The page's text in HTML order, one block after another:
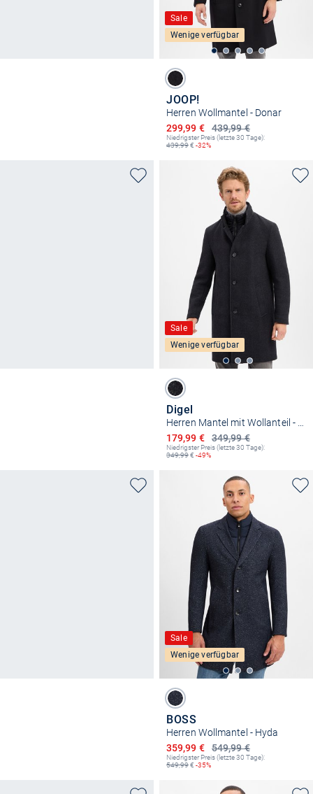
Sale
Wenige verfügbar
JOOP!
Herren Wollmantel - Donar
439,99 €
Ermäßigter Preis
299,99 €
Niedrigster Preis (letzte 30 Tage):
439,99€ -32%
Sale
Wenige verfügbar
Digel
349,99 €
Ermäßigter Preis
179,99 €
Niedrigster Preis (letzte 30 Tage):
349,99€ -49%
Sale
Wenige verfügbar
BOSS
Herren Wollmantel - Hyda
549,99 €
Ermäßigter Preis
359,99 €
Niedrigster Preis (letzte 30 Tage):
549,99€ -35%